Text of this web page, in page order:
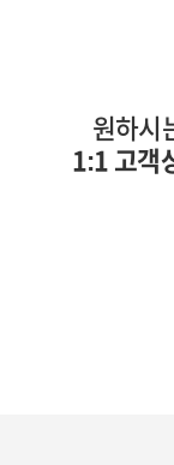
원하시
1:1 고객